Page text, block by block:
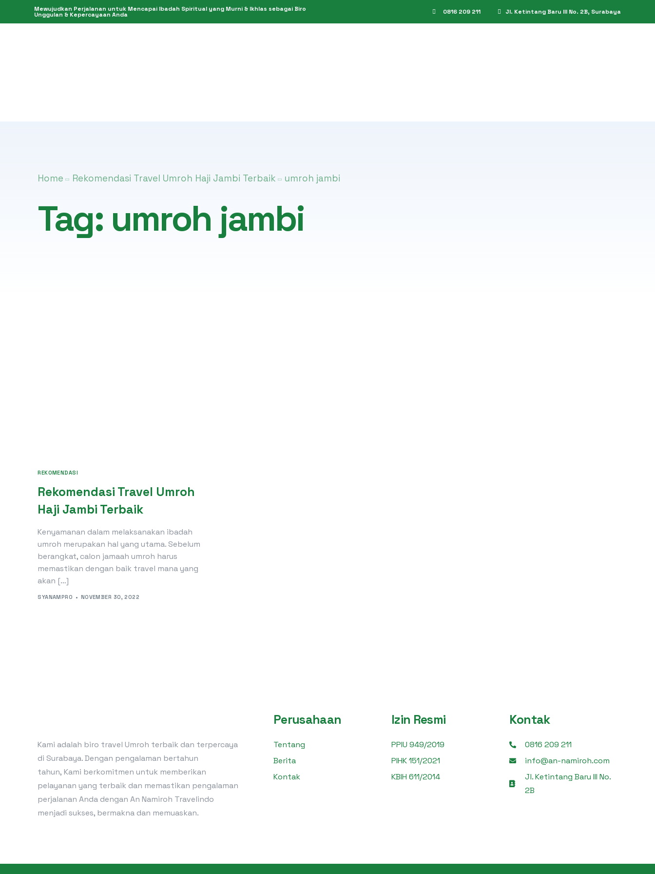
Mewujudkan Perjalanan untuk Mencapai Ibadah Spiritual yang Murni & Ikhlas sebagai Biro
Unggulan & Kepercayaan Anda 0816 209 211 Jl. Ketintang Baru III No. 2B, Surabaya
Home Rekomendasi Travel Umroh Haji Jambi Terbaik umroh jambi
Tag: umroh jambi
REKOMENDASI
Rekomendasi Travel Umroh
Haji Jambi Terbaik
Kenyamanan dalam melaksanakan ibadah
umroh merupakan hal yang utama. Sebelum
berangkat, calon jamaah umroh harus
memastikan dengan baik travel mana yang
akan […]
SYANAMPRO NOVEMBER 30, 2022
Kami adalah biro travel Umroh terbaik dan terpercaya
di Surabaya. Dengan pengalaman bertahun
tahun, Kami berkomitmen untuk memberikan
pelayanan yang terbaik dan memastikan pengalaman
perjalanan Anda dengan An Namiroh Travelindo
menjadi sukses, bermakna dan memuaskan.
Perusahaan
Tentang
Berita
Kontak
Izin Resmi
PPIU 949/2019
PIHK 151/2021
KBIH 611/2014
Kontak
0816 209 211
info@an-namiroh.com
Jl. Ketintang Baru III No.
2B